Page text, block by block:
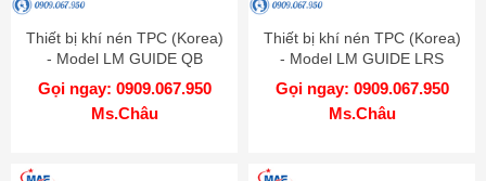
Thiết bị khí nén TPC (Korea)
- Model LM GUIDE QB
Gọi ngay: 0909.067.950
Ms.Châu
Thiết bị khí nén TPC (Korea)
- Model LM GUIDE LRS
Gọi ngay: 0909.067.950
Ms.Châu